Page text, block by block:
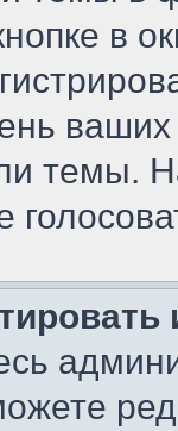
в
ваших
темы.